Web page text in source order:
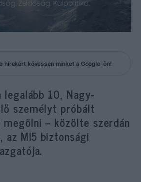
hírekért kövessen minket a Google-ön!
legalább 10, Nagy-
személyt próbált
– közölte szerdán
az MI5 biztonsági